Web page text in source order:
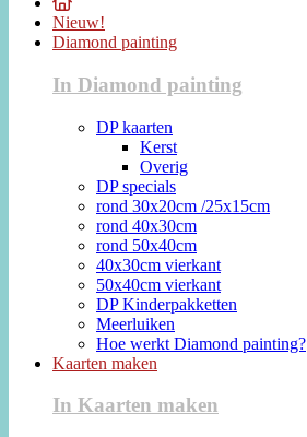
Nieuw!
Diamond painting
In Diamond painting
DP kaarten
Kerst
Overig
DP specials
rond 30x20cm /25x15cm
rond 40x30cm
rond 50x40cm
40x30cm vierkant
50x40cm vierkant
DP Kinderpakketten
Meerluiken
Hoe werkt Diamond painting?
Kaarten maken
In Kaarten maken